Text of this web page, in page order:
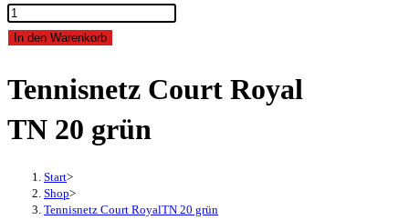
Tennisnetz
Court
20
Menge
In den Warenkorb
Tennisnetz Court Royal
TN 20 grün
Start>
Shop>
Tennisnetz Court RoyalTN 20 grün